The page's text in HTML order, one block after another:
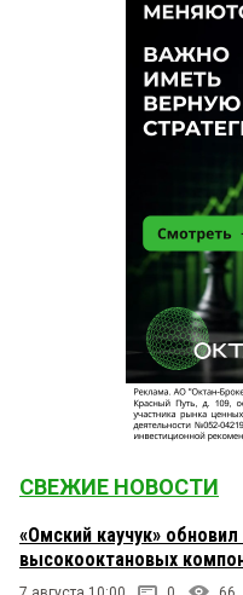
СВЕЖИЕ НОВОСТИ
«Омский каучук»
высокооктановых